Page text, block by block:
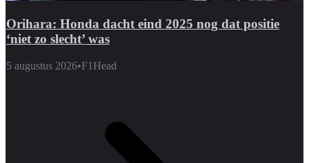
Orihara: Honda dacht eind 2025 nog dat positie
‘niet zo slecht’ was
5 augustus 2026•F1Head